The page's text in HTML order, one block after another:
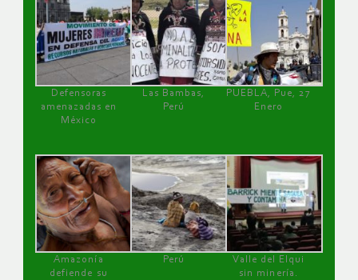
Defensoras
amenazadas en
México
Las Bambas,
Perú
PUEBLA, Pue, 27
Enero
Amazonía
defiende su
Perú
Valle del Elqui
sin minería.